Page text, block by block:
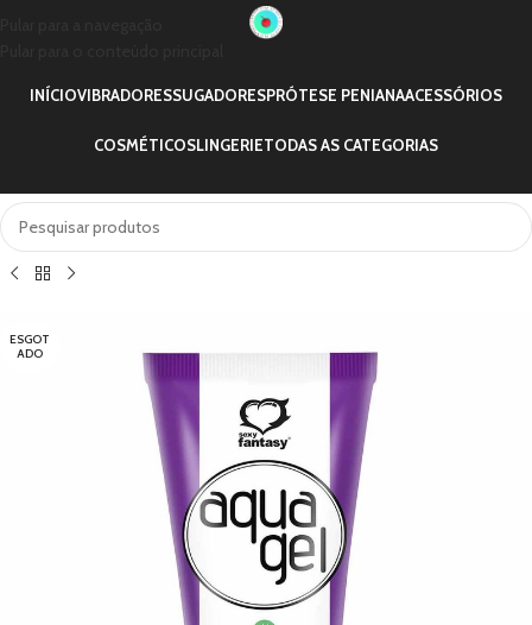
INÍCIOVIBRADORESSUGADORESPRÓTESE PENIANAACESSÓRIOS
COSMÉTICOSLINGERIETODAS AS CATEGORIAS
ESGOT
ADO